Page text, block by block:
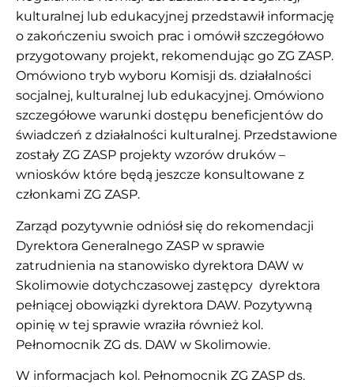
kulturalnej lub edukacyjnej przedstawił informację
o zakończeniu swoich prac i omówił szczegółowo
przygotowany projekt, rekomendując go ZG ZASP.
Omówiono tryb wyboru Komisji ds. działalności
socjalnej, kulturalnej lub edukacyjnej. Omówiono
szczegółowe warunki dostępu beneficjentów do
świadczeń z działalności kulturalnej. Przedstawione
zostały ZG ZASP projekty wzorów druków –
wniosków które będą jeszcze konsultowane z
członkami ZG ZASP.
Zarząd pozytywnie odniósł się do rekomendacji
Dyrektora Generalnego ZASP w sprawie
zatrudnienia na stanowisko dyrektora DAW w
Skolimowie dotychczasowej zastępcy dyrektora
pełniącej obowiązki dyrektora DAW. Pozytywną
opinię w tej sprawie wraziła również kol.
Pełnomocnik ZG ds. DAW w Skolimowie.
W informacjach kol. Pełnomocnik ZG ZASP ds.